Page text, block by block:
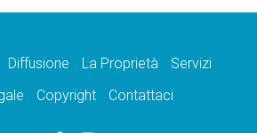
Diffusione La Proprietà
Servizi
Copyright Contattaci